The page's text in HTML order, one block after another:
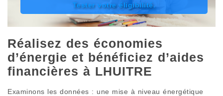
Tester votre éligibilité.
Réalisez des économies
d’énergie et bénéficiez d’aides
financières à LHUITRE
Examinons les données : une mise à niveau énergétique